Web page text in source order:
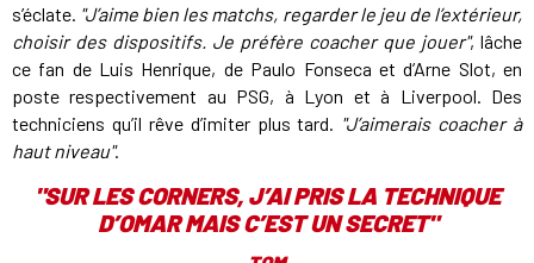
s’éclate. "J’aime bien les matchs, regarder le jeu de l’extérieur,
choisir des dispositifs. Je préfère coacher que jouer", lâche
ce fan de Luis Henrique, de Paulo Fonseca et d’Arne Slot, en
poste respectivement au PSG, à Lyon et à Liverpool. Des
techniciens qu’il rêve d’imiter plus tard. "J’aimerais coacher à
haut niveau".
"SUR LES CORNERS, J’AI PRIS LA TECHNIQUE
D’OMAR MAIS C’EST UN SECRET"